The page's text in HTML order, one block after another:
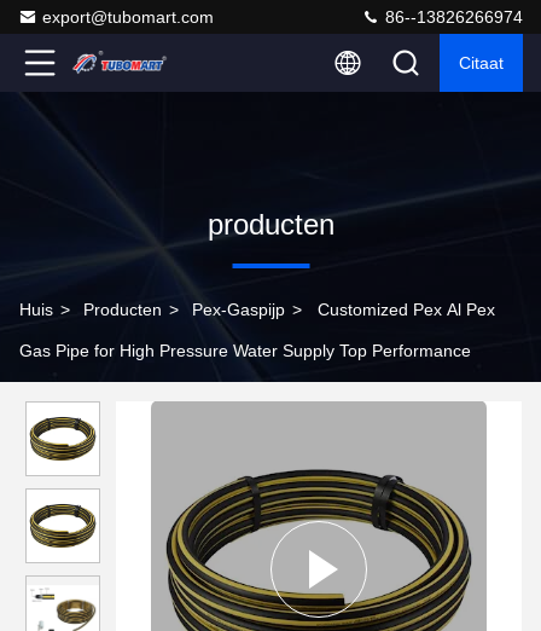
export@tubomart.com 86--13826266974
Citaat
producten
Huis > Producten > Pex-Gaspijp > Customized Pex Al Pex
Gas Pipe for High Pressure Water Supply Top Performance